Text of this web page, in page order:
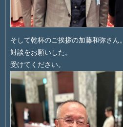
そして乾杯のご挨拶の加藤和弥さん。
対談をお願いした。
受けてください。